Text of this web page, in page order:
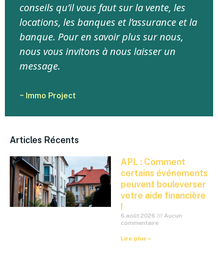
conseils qu’il vous faut sur la vente, les
locations, les banques et l’assurance et la
banque. Pour en savoir plus sur nous,
nous vous invitons à nous laisser un
message.
~ Immo Project
Articles Récents
APL : Comment
certains événements
peuvent bouleverser
votre aide financière
!
6 août 2026
Aucun
commentaire
Lire plus »